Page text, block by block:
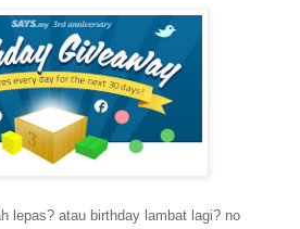
lepas? atau birthday lambat lagi? no